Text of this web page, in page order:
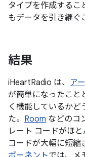
タイプを作成するこ
もデータを引き継ぐ
結果
iHeartRadio は、 ア
が簡単になったこと
く機能しているかど
た。 Room などのコ
レート コードがほ
コードが大幅に短縮